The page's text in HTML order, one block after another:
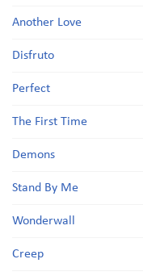
Another Love
Disfruto
Perfect
The First Time
Demons
Stand By Me
Wonderwall
Creep